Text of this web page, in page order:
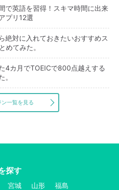
で英語を習得！スキマ時間に出来
プリ12選
絶対に入れておきたいおすすめス
めてみた。
4カ月でTOEICで800点越えする
。
ン一覧を見る
探す
宮城 山形 福島